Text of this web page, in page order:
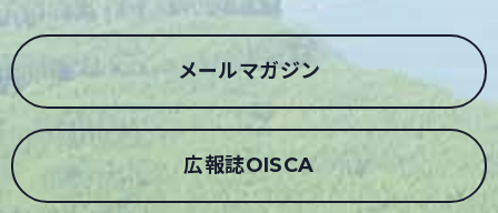
メールマガジン
広報誌OISCA